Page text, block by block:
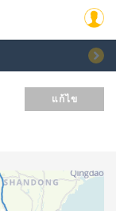
แก้ไข